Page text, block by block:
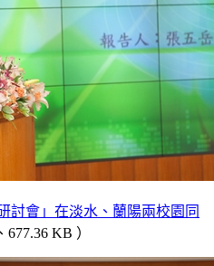
討會」在淡水、蘭陽兩校園同
677.36 KB ）